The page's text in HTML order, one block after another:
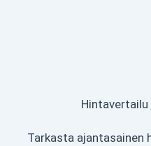
Tarkasta ajantasainen